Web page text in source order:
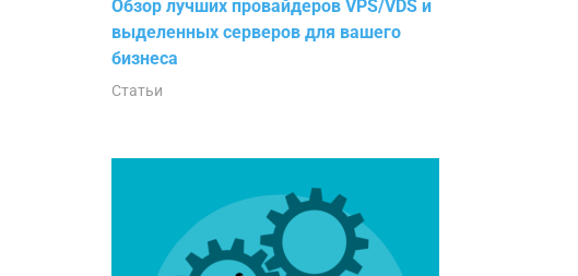
Обзор лучших провайдеров VPS/VDS и
выделенных серверов для вашего
бизнеса
Статьи